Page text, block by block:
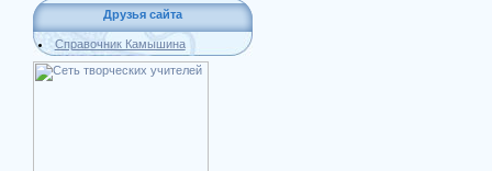
Друзья сайта
Справочник Камышина